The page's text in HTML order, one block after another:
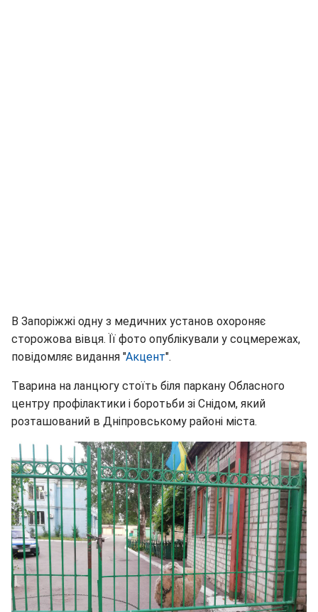
В Запоріжжі одну з медичних установ охороняє
сторожова вівця. Її фото опублікували у соцмережах,
повідомляє видання "Акцент".
Тварина на ланцюгу стоїть біля паркану Обласного
центру профілактики і боротьби зі Снідом, який
розташований в Дніпровському районі міста.